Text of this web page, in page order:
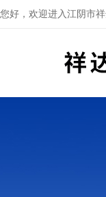
您好，欢迎进入江阴市